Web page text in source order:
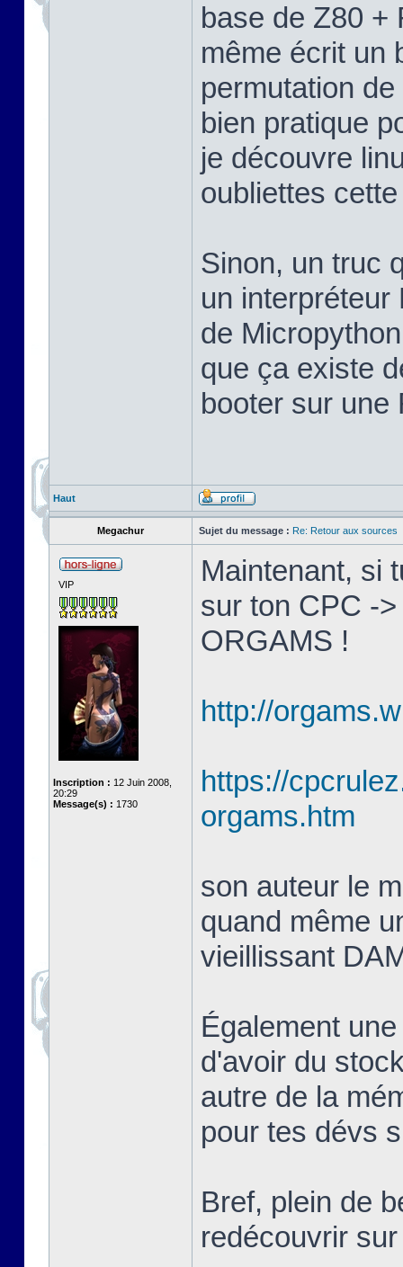
base de Z80 +
même écrit un
permutation
bien pratique
je découvre
oubliettes
Sinon, un truc
un interpréteur
de
que ça existe
booter sur une
Haut
Megachur Sujet du message : Re: Retour aux sources
VIP
Inscription : 12 Juin 2008,
20:29
Message(s) : 1730
Maintenant, si
sur ton CPC -
ORGAMS !
http://
https://
orgams.htm
son auteur le
quand même
vieillissant
Également
d'avoir du
autre de la
pour tes dévs
Bref, plein de
redécouvrir